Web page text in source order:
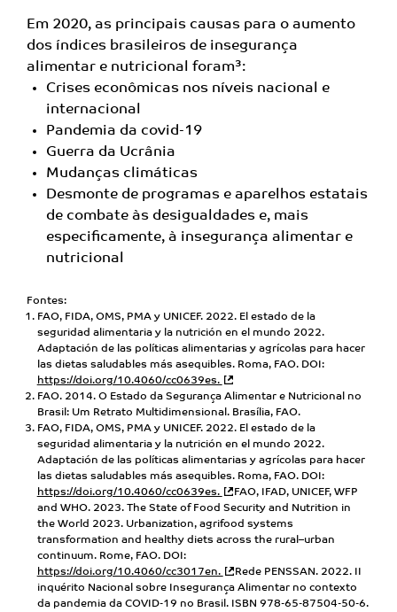
Em 2020, as principais causas para o aumento
dos índices brasileiros de insegurança
alimentar e nutricional foram³:
Crises econômicas nos níveis nacional e
internacional
Pandemia da covid-19
Guerra da Ucrânia
Mudanças climáticas
Desmonte de programas e aparelhos estatais
de combateàs desigualdades e, mais
especificamente, à insegurança alimentar e
nutricional
Fontes:
FAO, FIDA, OMS, PMA y UNICEF. 2022. El estado de la
seguridad alimentaria y la nutrición en el mundo 2022.
Adaptación de las políticas alimentarias y agrícolas para hacer
las dietas saludables más asequibles. Roma, FAO. DOI:
https://doi.org/10.4060/cc0639es.
FAO. 2014. O Estado da Segurança Alimentar e Nutricional no
Brasil: Um Retrato Multidimensional. Brasília, FAO.
FAO, FIDA, OMS, PMA y UNICEF. 2022. El estado de la
seguridad alimentaria y la nutrición en el mundo 2022.
Adaptación de las políticas alimentarias y agrícolas para hacer
las dietas saludables más asequibles. Roma, FAO. DOI:
https://doi.org/10.4060/cc0639es.
FAO, IFAD, UNICEF, WFP
and WHO. 2023. The State of Food Security and Nutrition in
the World 2023. Urbanization, agrifood systems
transformation and healthy diets across the rural–urban
continuum. Rome, FAO. DOI:
https://doi.org/10.4060/cc3017en.
Rede PENSSAN. 2022. II
inquérito Nacional sobre Insegurança Alimentar no contexto
da pandemia da COVID-19 no Brasil. ISBN 978-65-87504-50-6.